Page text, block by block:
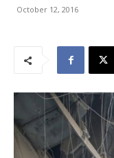
October 12, 2016